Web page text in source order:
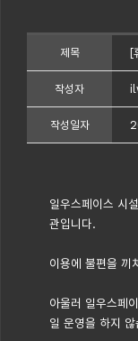
제목 [
작성자
작성일자
일우스페이스 시
관입니다.
이용에 불편을 끼
아울러 일우스페
일 운영을 하지 않